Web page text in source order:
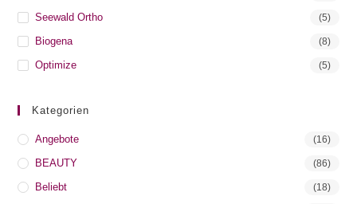
Seewald Ortho (5)
Biogena (8)
Optimize (5)
Kategorien
Angebote (16)
BEAUTY (86)
Beliebt (18)